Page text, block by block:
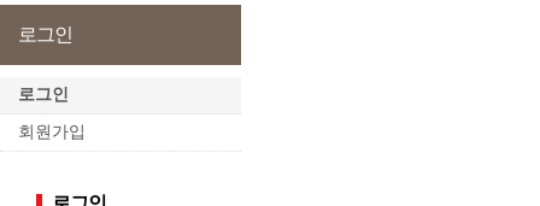
로그인
로그인
회원가입